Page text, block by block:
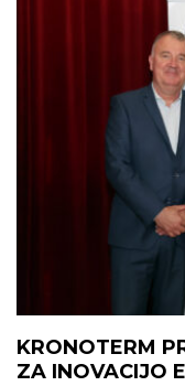
KRONOTERM
ZA INOVACIJO